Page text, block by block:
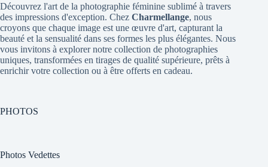
Découvrez l'art de la photographie féminine sublimé à travers
des impressions d'exception. Chez Charmellange, nous
croyons que chaque image est une œuvre d'art, capturant la
beauté et la sensualité dans ses formes les plus élégantes. Nous
vous invitons à explorer notre collection de photographies
uniques, transformées en tirages de qualité supérieure, prêts à
enrichir votre collection ou à être offerts en cadeau.
PHOTOS
Photos Vedettes